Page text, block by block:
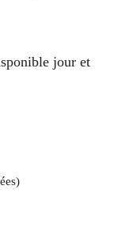
jour et